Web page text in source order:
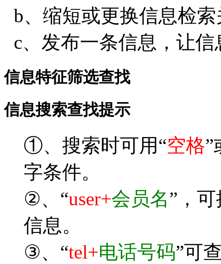
b、缩短或更换信息检
c、发布一条信息，让
信息特征筛选查找
信息搜索查找提示
①、搜索时可用“空格”
字条件。
②、“user+会员名”，
信息。
③、“tel+电话号码”可